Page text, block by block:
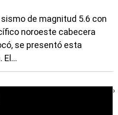
sismo de magnitud 5.6 con
noroeste cabecera
se presentó esta
El...
›